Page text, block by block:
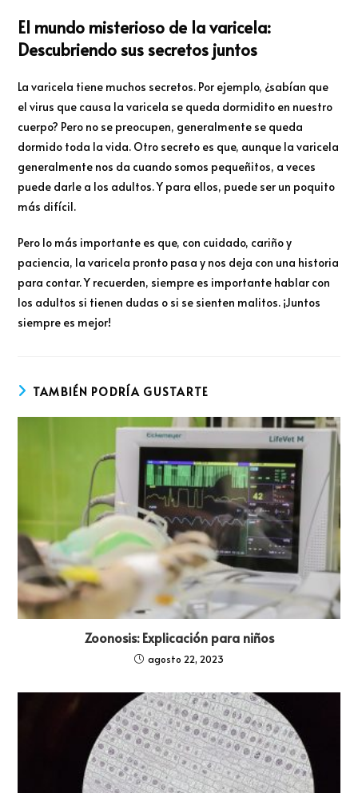
El mundo misterioso de la varicela:
Descubriendo sus secretos juntos
La varicela tiene muchos secretos. Por ejemplo, ¿sabían que
el virus que causa la varicela se queda dormidito en nuestro
cuerpo? Pero no se preocupen, generalmente se queda
dormido toda la vida. Otro secreto es que, aunque la varicela
generalmente nos da cuando somos pequeñitos, a veces
puede darle a los adultos. Y para ellos, puede ser un poquito
más difícil.
Pero lo más importante es que, con cuidado, cariño y
paciencia, la varicela pronto pasa y nos deja con una historia
para contar. Y recuerden, siempre es importante hablar con
los adultos si tienen dudas o si se sienten malitos. ¡Juntos
siempre es mejor!
TAMBIÉN PODRÍA GUSTARTE
Zoonosis: Explicación para niños
agosto 22, 2023